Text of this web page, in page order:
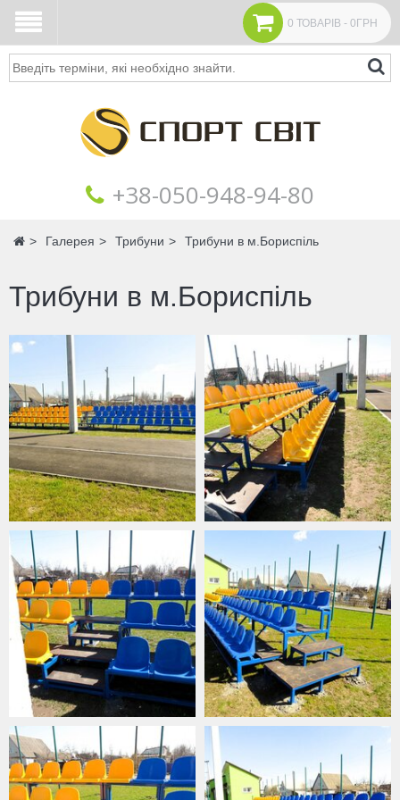
0 ТОВАРІВ - 0ГРН
Пошук
+38‎‎-050-948-94-80
Головна
Галерея Трибуни Трибуни в м.Бориспіль
Трибуни в м.Бориспіль